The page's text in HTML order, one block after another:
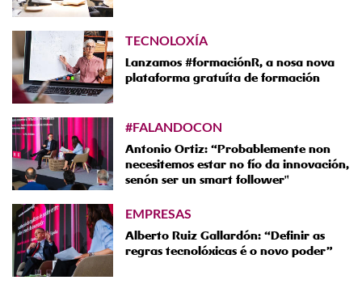
TECNOLOXÍA
Lanzamos #formaciónR, a nosa nova
plataforma gratuíta de formación
#FALANDOCON
Antonio Ortiz: “Probablemente non
necesitemos estar no fío da innovación,
senón ser un smart follower"
EMPRESAS
Alberto Ruiz Gallardón: “Definir as
regras tecnolóxicas é o novo poder”